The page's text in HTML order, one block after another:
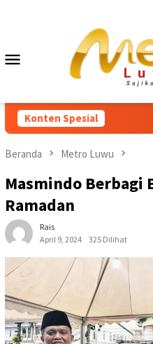
Mobile
Konten Spesial
Beranda Metro Luwu
Masmindo Berbagi
Ramadan
Rais
April 9, 2024
325 Dilihat